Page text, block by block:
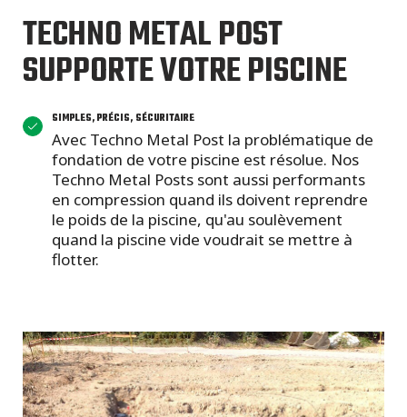
TECHNO METAL POST
SUPPORTE VOTRE PISCINE
SIMPLES, PRÉCIS, SÉCURITAIRE
Avec Techno Metal Post la problématique de
fondation de votre piscine est résolue. Nos
Techno Metal Posts sont aussi performants
en compression quand ils doivent reprendre
le poids de la piscine, qu'au soulèvement
quand la piscine vide voudrait se mettre à
flotter.